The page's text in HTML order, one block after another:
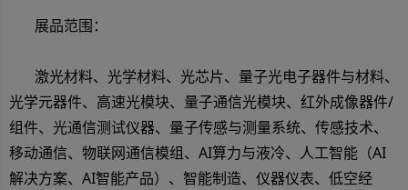
展品范围：
激光材料、光学材料、光芯片、量子光电子器件与材料、
光学元器件、高速光模块、量子通信光模块、红外成像器件/
组件、光通信测试仪器、量子传感与测量系统、传感技术、
移动通信、物联网通信模组、AI算力与液冷、人工智能（AI
解决方案、AI智能产品）、智能制造、仪器仪表、低空经